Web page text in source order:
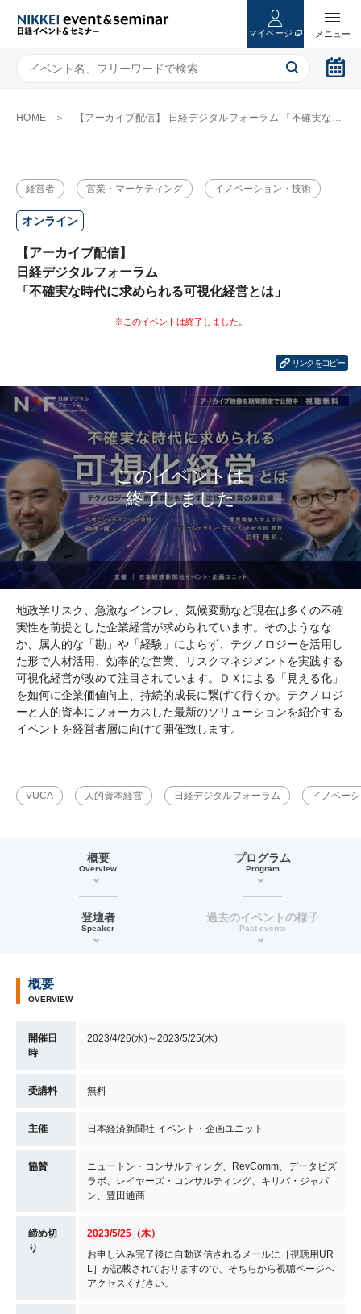
マイページ
HOME 【アーカイブ配信】 日経デジタルフォーラム 「不確実な時代に求められる可視化経営とは」
経営者 営業・マーケティング イノベーション・技術
オンライン
【アーカイブ配信】
日経デジタルフォーラム
「不確実な時代に求められる可視化経営とは」
リンクをコピー
地政学リスク、急激なインフレ、気候変動など現在は多くの不確
実性を前提とした企業経営が求められています。そのようなな
か、属人的な「勘」や「経験」によらず、テクノロジーを活用し
た形で人材活用、効率的な営業、リスクマネジメントを実践する
可視化経営が改めて注目されています。ＤＸによる「見える化」
を如何に企業価値向上、持続的成長に繋げて行くか。テクノロジ
ーと人的資本にフォーカスした最新のソリューションを紹介する
イベントを経営者層に向けて開催致します。
VUCA 人的資本経営 日経デジタルフォーラム イノベー
概要
Overview
プログラム
Program
登壇者
Speaker
過去のイベントの様子
Past events
概要
OVERVIEW
開催日
時
2023/4/26(水)～2023/5/25(木)
受講料 無料
主催 日本経済新聞社 イベント・企画ユニット
協賛
ニュートン・コンサルティング、RevComm、データビズ
ラボ、レイヤーズ・コンサルティング、キリバ・ジャパ
ン、豊田通商
締め切
り
2023/5/25（木）
お申し込み完了後に自動送信されるメールに［視聴用UR
L］が記載されておりますので、そちらから視聴ページへ
アクセスください。